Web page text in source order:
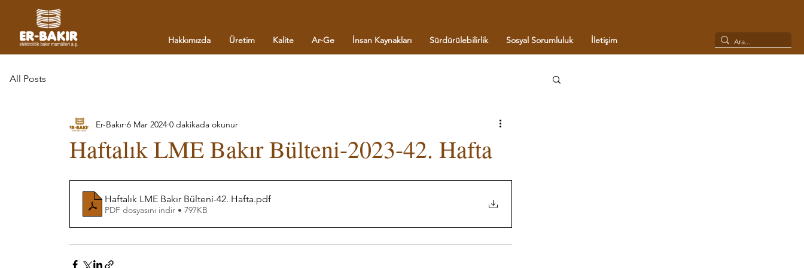
Hakkımızda Üretim Kalite Ar-Ge İnsan Kaynakları Sürdürülebilirlik Sosyal Sorumluluk İletişim
All Posts
Haftalık LME Bakır Bülteni-2023-42. Hafta
Er-Bakır 6 Mar 2024 0 dakikada okunur
Haftalık LME Bakır Bülteni-42. Hafta.pdf
PDF dosyasını indir • 797KB